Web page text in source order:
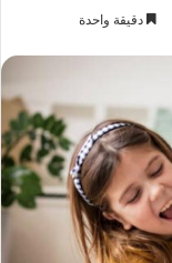
دقيقة واحدة